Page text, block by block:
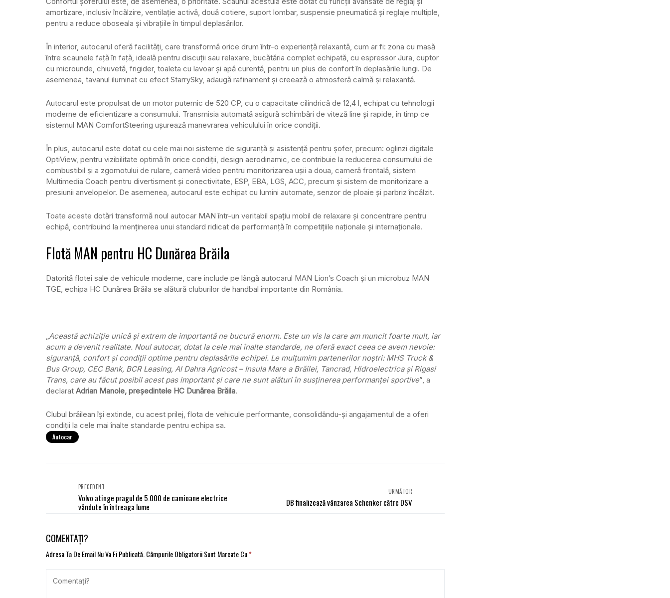
amortizare, inclusiv încălzire, ventilație activă, două cotiere, suport lombar, suspensie pneumatică și reglaje multiple,
pentru a reduce oboseala și vibrațiile în timpul deplasărilor.
În interior, autocarul oferă facilități, care transformă orice drum într-o experiență relaxantă, cum ar fi: zona cu masă
între scaunele față în față, ideală pentru discuții sau relaxare, bucătăria complet echipată, cu espressor Jura, cuptor
cu microunde, chiuvetă, frigider, toaleta cu lavoar și apă curentă, pentru un plus de confort în deplasările lungi. De
asemenea, tavanul iluminat cu efect StarrySky, adaugă rafinament și creează o atmosferă calmă și relaxantă.
Autocarul este propulsat de un motor puternic de 520 CP, cu o capacitate cilindrică de 12,4 l, echipat cu tehnologii
moderne de eficientizare a consumului. Transmisia automată asigură schimbări de viteză line și rapide, în timp ce
sistemul MAN ComfortSteering ușurează manevrarea vehiculului în orice condiții.
În plus, autocarul este dotat cu cele mai noi sisteme de siguranță și asistență pentru șofer, precum: oglinzi digitale
OptiView, pentru vizibilitate optimă în orice condiții, design aerodinamic, ce contribuie la reducerea consumului de
combustibil și a zgomotului de rulare, cameră video pentru monitorizarea ușii a doua, cameră frontală, sistem
Multimedia Coach pentru divertisment și conectivitate, ESP, EBA, LGS, ACC, precum și sistem de monitorizare a
presiunii anvelopelor. De asemenea, autocarul este echipat cu lumini automate, senzor de ploaie și parbriz încălzit.
Toate aceste dotări transformă noul autocar MAN într-un veritabil spațiu mobil de relaxare și concentrare pentru
echipă, contribuind la menținerea unui standard ridicat de performanță în competițiile naționale și internaționale.
Flotă MAN pentru HC Dunărea Brăila
Datorită flotei sale de vehicule moderne, care include pe lângă autocarul MAN Lion’s Coach și un microbuz MAN
TGE, echipa HC Dunărea Brăila se alătură cluburilor de handbal importante din România.
Această achiziție unică și extrem de importantă ne bucură enorm. Este un vis la care am muncit foarte mult, iar
acum a devenit realitate. Noul autocar, dotat la cele mai înalte standarde, ne oferă exact ceea ce avem nevoie:
siguranță, confort și condiții optime pentru deplasările echipei. Le mulțumim partenerilor noștri: MHS Truck &
Bus Group, CEC Bank, BCR Leasing, Al Dahra Agricost – Insula Mare a Brăilei, Tancrad, Hidroelectrica și Rigasi
Trans, care au făcut posibil acest pas important și care ne sunt alături în susținerea performanței sportive”, a
declarat Adrian Manole, președintele HC Dunărea Brăila.
Clubul brăilean își extinde, cu acest prilej, flota de vehicule performante, consolidându-și angajamentul de a oferi
condiții la cele mai înalte standarde pentru echipa sa.
Autocar
PRECEDENT
Volvo atinge pragul de 5.000 de camioane electrice
vândute în întreaga lume
URMĂTOR
DB finalizează vânzarea Schenker către DSV
COMENTAȚI?
Adresa Ta De Email Nu Va Fi Publicată. Câmpurile Obligatorii Sunt Marcate Cu*